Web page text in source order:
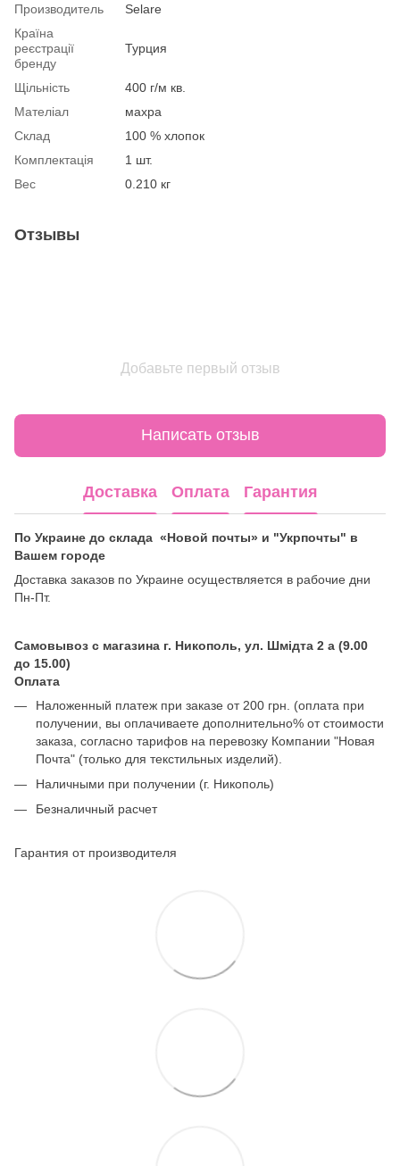
Производитель
Selare
Країна
реєстрації
бренду
Турция
Щільність
400 г/м кв.
Мателіал
махра
Склад
100 % хлопок
Комплектація
1 шт.
Вес
0.210 кг
Отзывы
Добавьте первый отзыв
Написать отзыв
Доставка Оплата Гарантия
По Украине до склада «Новой почты» и "Укрпочты" в
Вашем городе
Доставка заказов по Украине осуществляется в рабочие дни
Пн-Пт.
Самовывоз с магазина г. Никополь, ул. Шмідта 2 а (9.00
до 15.00)
Оплата
Наложенный платеж при заказе от 200 грн. (оплата при
получении, вы оплачиваете дополнительно% от стоимости
заказа, согласно тарифов на перевозку Компании "Новая
Почта" (только для текстильных изделий).
Наличными при получении (г. Никополь)
Безналичный расчет
Гарантия от производителя